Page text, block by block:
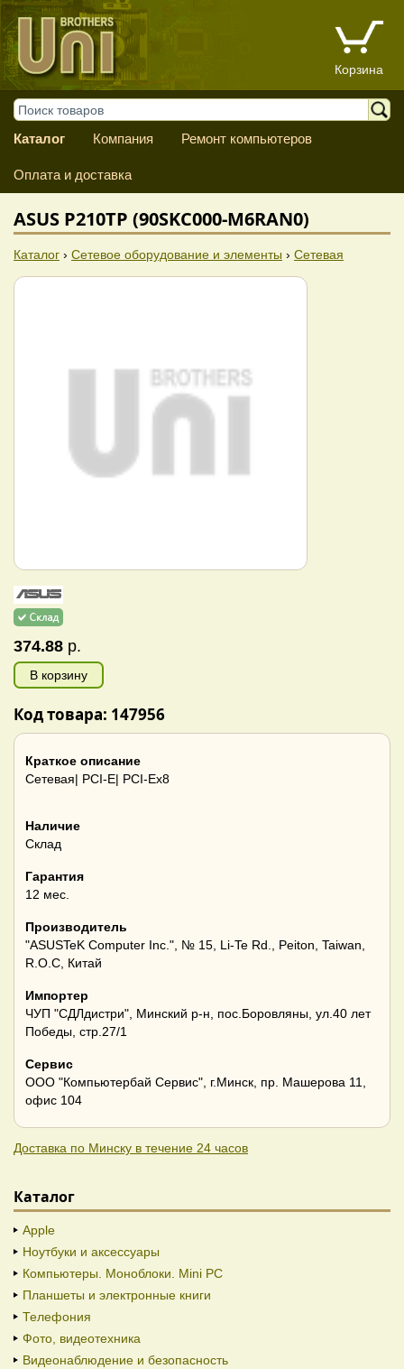
Корзина
Каталог Компания Ремонт компьютеров
Оплата и доставка
ASUS P210TP (90SKC000-M6RAN0)
Каталог › Сетевое оборудование и элементы › Сетевая
374.88 р.
В корзину
Код товара: 147956
Краткое описание
Сетевая| PCI-E| PCI-Ex8
Наличие
Склад
Гарантия
12 мес.
Производитель
"ASUSTeK Computer Inc.", № 15, Li-Te Rd., Peiton, Taiwan,
R.O.C, Китай
Импортер
ЧУП "СДЛдистри", Минский р-н, пос.Боровляны, ул.40 лет
Победы, стр.27/1
Сервис
ООО "Компьютербай Сервис", г.Минск, пр. Машерова 11,
офис 104
Доставка по Минску в течение 24 часов
Каталог
Apple
Ноутбуки и аксессуары
Компьютеры. Моноблоки. Mini PC
Планшеты и электронные книги
Телефония
Фото, видеотехника
Видеонаблюдение и безопасность